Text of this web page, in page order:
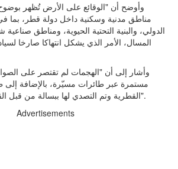
وأوضح أن "الوقائع على الأرض تُظهر
مناطق مدنية وسكنية داخل دولة قطر،
الدولي، والبنية التحتية الحيوية، ومناطق
المسال، الأمر الذي يشكل انتهاكا صارخا
وأشار إلى أن "الهجمات لم تقتصر على
مستمرة عبر طائرات مسيّرة، بالإضافة إلى
القطرية وتم التصدي لها ببسالة من قبل القوات المسلحة القطرية".
Advertisements